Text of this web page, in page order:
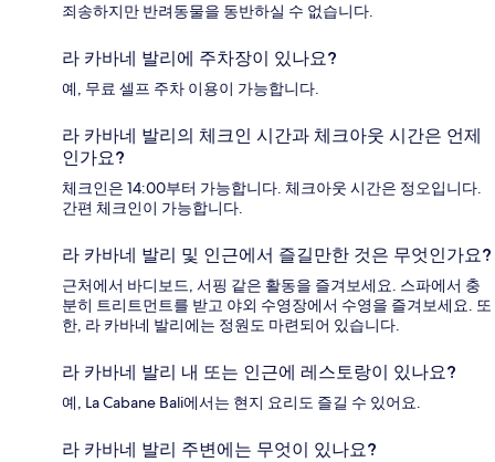
죄송하지만 반려동물을 동반하실 수 없습니다.
라 카바네 발리에 주차장이 있나요?
예, 무료 셀프 주차 이용이 가능합니다.
라 카바네 발리의 체크인 시간과 체크아웃 시간은 언제
인가요?
체크인은 14:00부터 가능합니다. 체크아웃 시간은 정오입니다.
간편 체크인이 가능합니다.
라 카바네 발리 및 인근에서 즐길만한 것은 무엇인가요?
근처에서 바디보드, 서핑 같은 활동을 즐겨보세요. 스파에서 충
분히 트리트먼트를 받고 야외 수영장에서 수영을 즐겨보세요. 또
한, 라 카바네 발리에는 정원도 마련되어 있습니다.
라 카바네 발리 내 또는 인근에 레스토랑이 있나요?
예, La Cabane Bali에서는 현지 요리도 즐길 수 있어요.
라 카바네 발리 주변에는 무엇이 있나요?